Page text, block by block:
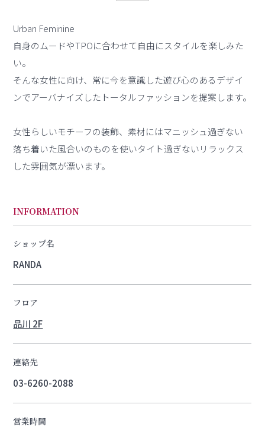
Urban Feminine
自身のムードやTPOに合わせて自由にスタイルを楽しみた
い。
そんな女性に向け、常に今を意識した遊び心のあるデザイ
ンでアーバナイズしたトータルファッションを提案します。
女性らしいモチーフの装飾、素材にはマニッシュ過ぎない
落ち着いた風合いのものを使いタイト過ぎないリラックス
した雰囲気が漂います。
INFORMATION
ショップ名
RANDA
フロア
品川 2F
連絡先
03-6260-2088
営業時間